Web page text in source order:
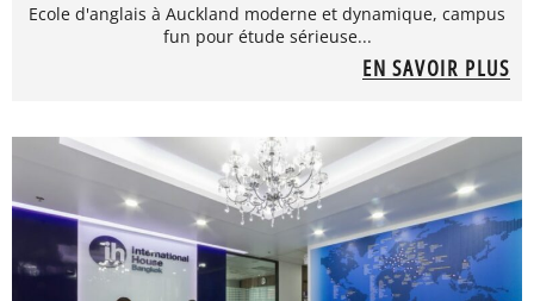
Ecole d'anglais à Auckland moderne et dynamique, campus
fun pour étude sérieuse...
EN SAVOIR PLUS